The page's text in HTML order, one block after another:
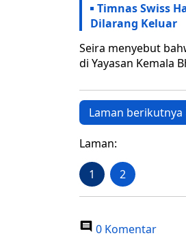
Timnas Swiss
Dilarang Keluar
Seira menyebut
di Yayasan Kemala
Laman berikutnya
Laman:
1 2
0 Komentar